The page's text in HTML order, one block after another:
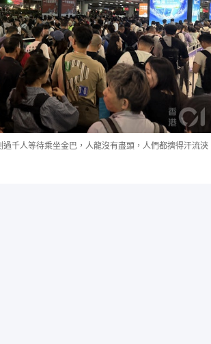
千人等待乘坐金巴，人龍沒有盡頭，人們都擠得汗流浹